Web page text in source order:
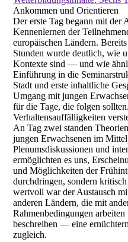
Ankommen und Orientieren
Der erste Tag begann mit der
Kennenlernen der
europäischen Ländern.
Stunden wurde deutlich, wie
Kontexte sind — und wie
Einführung in die
Stadt und erste inhaltliche
Umgang mit jungen
für die Tage, die folgen sollten.
Verhaltensauffälligkeiten
An Tag zwei standen
jungen Erwachsenen im
Plenumsdiskussionen und
ermöglichten es uns,
und Möglichkeiten der
durchdringen, sondern
wertvoll war der Austausch
anderen Ländern, die mit
Rahmenbedingungen
beschreiben — eine
zugleich.